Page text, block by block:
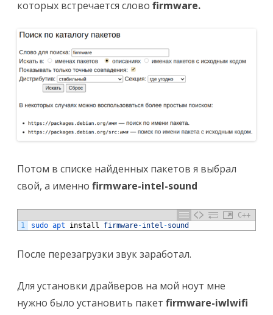
которых встречается слово firmware.
Потом в списке найденных пакетов я выбрал
свой, а именно firmware-intel-sound
C++
1
sudo apt install firmware-intel -sound
После перезагрузки звук заработал.
Для установки драйверов на мой ноут мне
нужно было установить пакет firmware-iwlwifi